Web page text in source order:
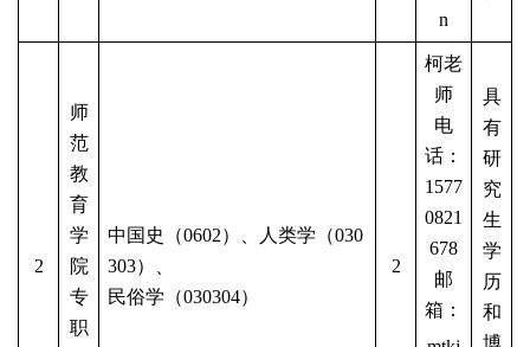
n
2
师
范
教
育
学
院
专
职
中国史（0602）、人类学（030
303）、
民俗学（030304）
2
柯老
师
电
话：
1577
0821
678
邮
箱：
具
有
研
究
生
学
历
和
博